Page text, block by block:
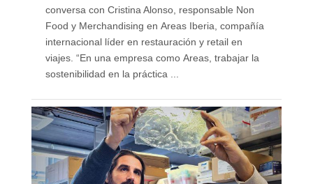
conversa con Cristina Alonso, responsable Non
Food y Merchandising en Areas Iberia, compañía
internacional líder en restauración y retail en
viajes. “En una empresa como Areas, trabajar la
sostenibilidad en la práctica ...